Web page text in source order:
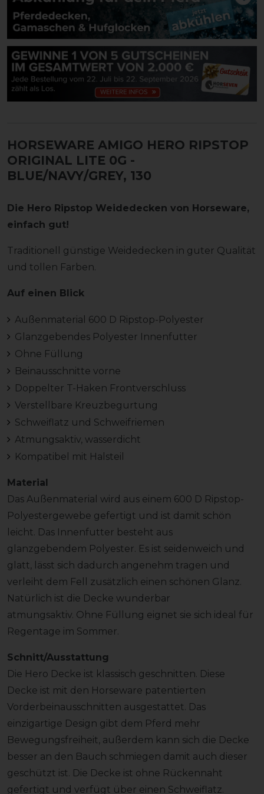
HORSEWARE AMIGO HERO RIPSTOP
ORIGINAL LITE 0G -
BLUE/NAVY/GREY, 130
Die Hero Ripstop Weidedecken von Horseware,
einfach gut!
Traditionell günstige Weidedecken in guter Qualität
und tollen Farben.
Auf einen Blick
Außenmaterial 600 D Ripstop-Polyester
Glanzgebendes Polyester Innenfutter
Ohne Füllung
Beinausschnitte vorne
Doppelter T-Haken Frontverschluss
Verstellbare Kreuzbegurtung
Schweiflatz und Schweifriemen
Atmungsaktiv, wasserdicht
Kompatibel mit Halsteil
Material
Das Außenmaterial wird aus einem 600 D Ripstop-
Polyestergewebe gefertigt und ist damit schön
leicht. Das Innenfutter besteht aus
glanzgebendem Polyester. Es ist seidenweich und
glatt, lässt sich dadurch angenehm tragen und
verleiht dem Fell zusätzlich einen schönen Glanz.
Natürlich ist die Decke wunderbar
atmungsaktiv. Ohne Füllung eignet sie sich ideal für
Regentage im Sommer.
Schnitt/Ausstattung
Die Hero Decke ist klassisch geschnitten. Diese
Decke ist mit den Horseware patentierten
Vorderbeinausschnitten ausgestattet. Das
einzigartige Design gibt dem Pferd mehr
Bewegungsfreiheit, außerdem kann sich die Decke
besser an den Bauch schmiegen damit auch dieser
geschützt ist. Die Decke ist ohne Rückennaht
gefertigt und verfügt über einen Schweiflatz.